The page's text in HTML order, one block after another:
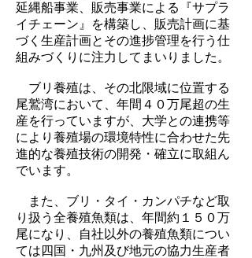
延縄船事業、販売事業による『サプラ
イチェーン』を構築し、販売計画に基
づく生産計画とその進捗管理を行う仕
組みづくりに注力してまいりました。
ブリ養殖は、その北限域に位置する
尾鷲湾において、年間４０万尾超の生
産を行っていますが、大学との連携等
により養殖場の環境特性に合わせた先
進的な養殖技術の開発・確立に取組ん
でいます。
また、ブリ・タイ・カンパチなど取
り扱う全養殖魚類は、年間約１５０万
尾になり、自社以外の養殖魚類につい
ては四国・九州及び地元の協力生産者